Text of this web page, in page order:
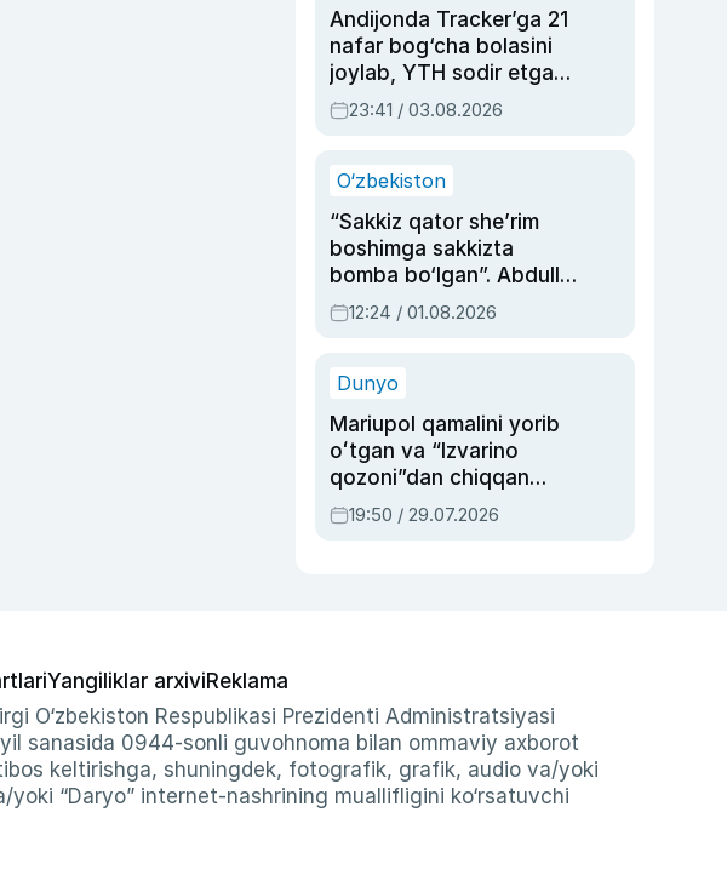
Andijonda Tracker’ga 21
nafar bog‘cha bolasini
joylab, YTH sodir etgan
ayolga sud hukmi o‘qildi
23:41 / 03.08.2026
O‘zbekiston
“Sakkiz qator she’rim
boshimga sakkizta
bomba bo‘lgan”. Abdulla
Oripovni siyosiy
ayblovlardan asrab
12:24 / 01.08.2026
Dunyo
Mariupol qamalini yorib
oʻtgan va “Izvarino
qozoni”dan chiqqan
qahramon — Ukraina
armiyasi bosh
19:50 / 29.07.2026
Yangiliklar arxiviReklama
O‘zbekiston Respublikasi Prezidenti Administratsiyasi
sanasida 0944-sonli guvohnoma bilan ommaviy axborot
keltirishga, shuningdek, fotografik, grafik, audio va/yoki
“Daryo” internet-nashrining muallifligini ko‘rsatuvchi